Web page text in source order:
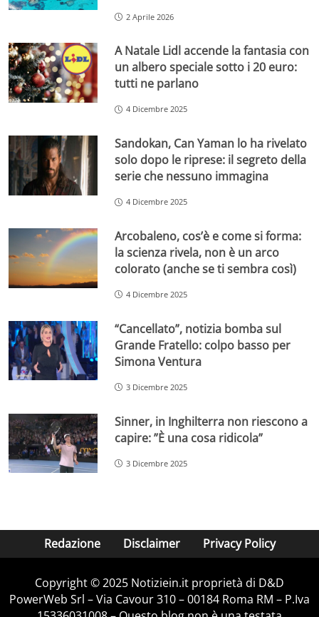
2 Aprile 2026
A Natale Lidl accende la fantasia con
un albero speciale sotto i 20 euro:
tutti ne parlano
4 Dicembre 2025
Sandokan, Can Yaman lo ha rivelato
solo dopo le riprese: il segreto della
serie che nessuno immagina
4 Dicembre 2025
Arcobaleno, cos’è e come si forma:
la scienza rivela, non è un arco
colorato (anche se ti sembra così)
4 Dicembre 2025
“Cancellato”, notizia bomba sul
Grande Fratello: colpo basso per
Simona Ventura
3 Dicembre 2025
Sinner, in Inghilterra non riescono a
capire: ”È una cosa ridicola”
3 Dicembre 2025
Redazione Disclaimer Privacy Policy
Copyright © 2025 Notiziein.it proprietà di D&D
PowerWeb Srl – Via Cavour 310 – 00184 Roma RM – P.Iva